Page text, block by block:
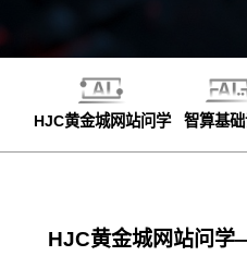
HJC黄金城网站问学 智算基
HJC黄金城网站问